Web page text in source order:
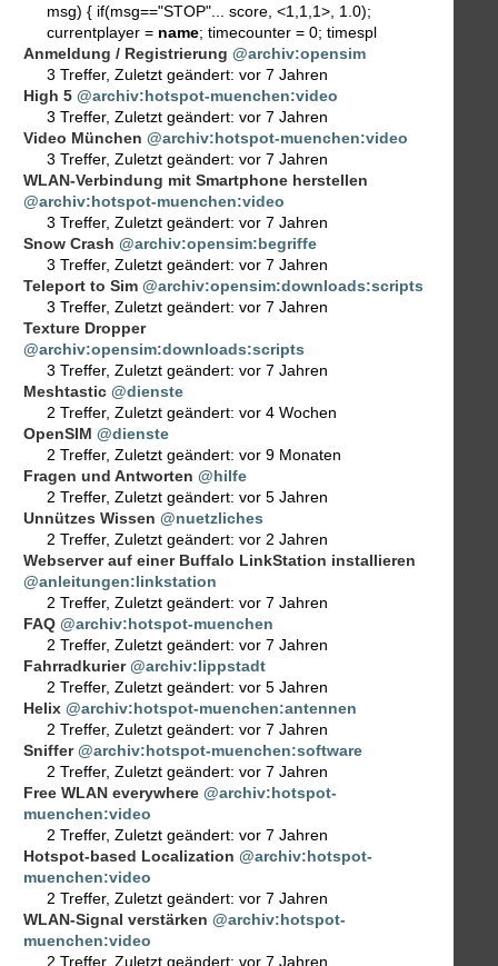
msg) { if(msg=="STOP"... score, <1,1,1>, 1.0);
currentplayer = name; timecounter = 0; timespl
Anmeldung / Registrierung @archiv:opensim
3 Treffer, Zuletzt geändert: vor 7 Jahren
High 5 @archiv:hotspot-muenchen:video
3 Treffer, Zuletzt geändert: vor 7 Jahren
Video München @archiv:hotspot-muenchen:video
3 Treffer, Zuletzt geändert: vor 7 Jahren
WLAN-Verbindung mit Smartphone herstellen
@archiv:hotspot-muenchen:video
3 Treffer, Zuletzt geändert: vor 7 Jahren
Snow Crash @archiv:opensim:begriffe
3 Treffer, Zuletzt geändert: vor 7 Jahren
Teleport to Sim @archiv:opensim:downloads:scripts
3 Treffer, Zuletzt geändert: vor 7 Jahren
Texture Dropper
@archiv:opensim:downloads:scripts
3 Treffer, Zuletzt geändert: vor 7 Jahren
Meshtastic @dienste
2 Treffer, Zuletzt geändert: vor 4 Wochen
OpenSIM @dienste
2 Treffer, Zuletzt geändert: vor 9 Monaten
Fragen und Antworten @hilfe
2 Treffer, Zuletzt geändert: vor 5 Jahren
Unnützes Wissen @nuetzliches
2 Treffer, Zuletzt geändert: vor 2 Jahren
Webserver auf einer Buffalo LinkStation installieren
@anleitungen:linkstation
2 Treffer, Zuletzt geändert: vor 7 Jahren
FAQ @archiv:hotspot-muenchen
2 Treffer, Zuletzt geändert: vor 7 Jahren
Fahrradkurier @archiv:lippstadt
2 Treffer, Zuletzt geändert: vor 5 Jahren
Helix @archiv:hotspot-muenchen:antennen
2 Treffer, Zuletzt geändert: vor 7 Jahren
Sniffer @archiv:hotspot-muenchen:software
2 Treffer, Zuletzt geändert: vor 7 Jahren
Free WLAN everywhere @archiv:hotspot-
muenchen:video
2 Treffer, Zuletzt geändert: vor 7 Jahren
Hotspot-based Localization @archiv:hotspot-
muenchen:video
2 Treffer, Zuletzt geändert: vor 7 Jahren
WLAN-Signal verstärken @archiv:hotspot-
muenchen:video
2 Treffer, Zuletzt geändert: vor 7 Jahren